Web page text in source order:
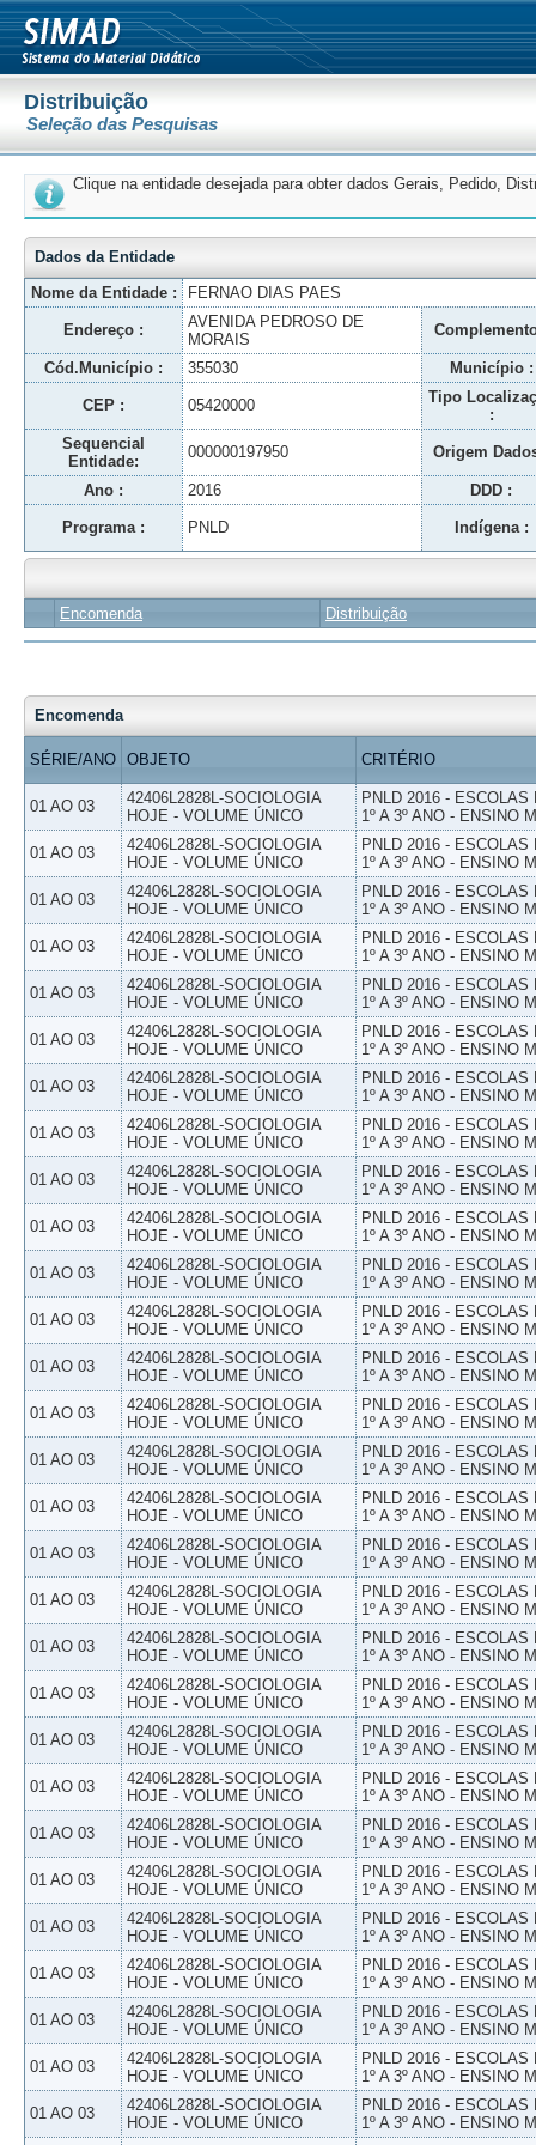
Distribuição
Seleção das Pesquisas
Clique na entidade desejada para obter dados Gerais, Pedido,
Dados da Entidade
Nome da Entidade :
FERNAO DIAS PAES
Endereço :
AVENIDA PEDROSO DE
MORAIS
Cód.Município : 355030 Município :
CEP : 05420000
Tipo
:
Sequencial
Entidade:
000000197950 Origem
Ano : 2016 DDD :
Programa : PNLD Indígena :
Encomenda Distribuição
Encomenda
SÉRIE/ANO OBJETO CRITÉRIO
01 AO 03
42406L2828L-SOCIOLOGIA
HOJE - VOLUME ÚNICO
PNLD 2016 -
1º A 3º ANO - ENSINO
01 AO 03
42406L2828L-SOCIOLOGIA
HOJE - VOLUME ÚNICO
PNLD 2016 -
1º A 3º ANO - ENSINO
01 AO 03
42406L2828L-SOCIOLOGIA
HOJE - VOLUME ÚNICO
PNLD 2016 -
1º A 3º ANO - ENSINO
01 AO 03
42406L2828L-SOCIOLOGIA
HOJE - VOLUME ÚNICO
PNLD 2016 -
1º A 3º ANO - ENSINO
01 AO 03
42406L2828L-SOCIOLOGIA
HOJE - VOLUME ÚNICO
PNLD 2016 -
1º A 3º ANO - ENSINO
01 AO 03
42406L2828L-SOCIOLOGIA
HOJE - VOLUME ÚNICO
PNLD 2016 -
1º A 3º ANO - ENSINO
01 AO 03
42406L2828L-SOCIOLOGIA
HOJE - VOLUME ÚNICO
PNLD 2016 -
1º A 3º ANO - ENSINO
01 AO 03
42406L2828L-SOCIOLOGIA
HOJE - VOLUME ÚNICO
PNLD 2016 -
1º A 3º ANO - ENSINO
01 AO 03
42406L2828L-SOCIOLOGIA
HOJE - VOLUME ÚNICO
PNLD 2016 -
1º A 3º ANO - ENSINO
01 AO 03
42406L2828L-SOCIOLOGIA
HOJE - VOLUME ÚNICO
PNLD 2016 -
1º A 3º ANO - ENSINO
01 AO 03
42406L2828L-SOCIOLOGIA
HOJE - VOLUME ÚNICO
PNLD 2016 -
1º A 3º ANO - ENSINO
01 AO 03
42406L2828L-SOCIOLOGIA
HOJE - VOLUME ÚNICO
PNLD 2016 -
1º A 3º ANO - ENSINO
01 AO 03
42406L2828L-SOCIOLOGIA
HOJE - VOLUME ÚNICO
PNLD 2016 -
1º A 3º ANO - ENSINO
01 AO 03
42406L2828L-SOCIOLOGIA
HOJE - VOLUME ÚNICO
PNLD 2016 -
1º A 3º ANO - ENSINO
01 AO 03
42406L2828L-SOCIOLOGIA
HOJE - VOLUME ÚNICO
PNLD 2016 -
1º A 3º ANO - ENSINO
01 AO 03
42406L2828L-SOCIOLOGIA
HOJE - VOLUME ÚNICO
PNLD 2016 -
1º A 3º ANO - ENSINO
01 AO 03
42406L2828L-SOCIOLOGIA
HOJE - VOLUME ÚNICO
PNLD 2016 -
1º A 3º ANO - ENSINO
01 AO 03
42406L2828L-SOCIOLOGIA
HOJE - VOLUME ÚNICO
PNLD 2016 -
1º A 3º ANO - ENSINO
01 AO 03
42406L2828L-SOCIOLOGIA
HOJE - VOLUME ÚNICO
PNLD 2016 -
1º A 3º ANO - ENSINO
01 AO 03
42406L2828L-SOCIOLOGIA
HOJE - VOLUME ÚNICO
PNLD 2016 -
1º A 3º ANO - ENSINO
01 AO 03
42406L2828L-SOCIOLOGIA
HOJE - VOLUME ÚNICO
PNLD 2016 -
1º A 3º ANO - ENSINO
01 AO 03
42406L2828L-SOCIOLOGIA
HOJE - VOLUME ÚNICO
PNLD 2016 -
1º A 3º ANO - ENSINO
01 AO 03
42406L2828L-SOCIOLOGIA
HOJE - VOLUME ÚNICO
PNLD 2016 -
1º A 3º ANO - ENSINO
01 AO 03
42406L2828L-SOCIOLOGIA
HOJE - VOLUME ÚNICO
PNLD 2016 -
1º A 3º ANO - ENSINO
01 AO 03
42406L2828L-SOCIOLOGIA
HOJE - VOLUME ÚNICO
PNLD 2016 -
1º A 3º ANO - ENSINO
01 AO 03
42406L2828L-SOCIOLOGIA
HOJE - VOLUME ÚNICO
PNLD 2016 -
1º A 3º ANO - ENSINO
01 AO 03
42406L2828L-SOCIOLOGIA
HOJE - VOLUME ÚNICO
PNLD 2016 -
1º A 3º ANO - ENSINO
01 AO 03
42406L2828L-SOCIOLOGIA
HOJE - VOLUME ÚNICO
PNLD 2016 -
1º A 3º ANO - ENSINO
01 AO 03
42406L2828L-SOCIOLOGIA
HOJE - VOLUME ÚNICO
PNLD 2016 -
1º A 3º ANO - ENSINO